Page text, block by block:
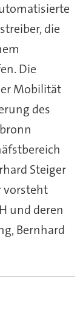
die
Die
Mobilität
des
Steiger
vorsteht
und deren
Bernhard